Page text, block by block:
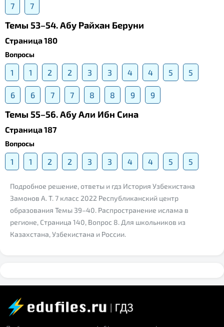
7 7
Темы 53–54. Абу Райхан Беруни
Страница 180
Вопросы
1 1 2 2 3 3 4 4 5 5
6 6 7 7 8 8 9 9
Темы 55–56. Абу Али Ибн Сина
Страница 187
Вопросы
1 1 2 2 3 3 4 4 5 5
Подробное решение, ответы и гдз История Узбекистана
Замонов А. Т. 7 класс 2022 Республиканский центр
образования Темы 39–40. Распространение ислама в
регионе, Страница 140, Вопрос 8. Для школьников из
Казахстана, Узбекистана и России.